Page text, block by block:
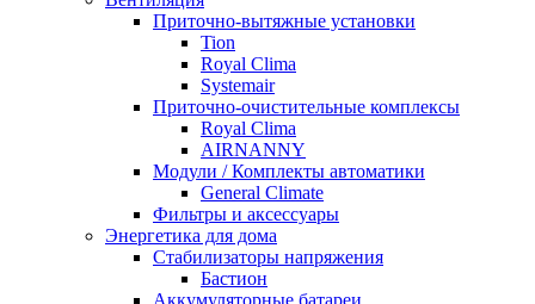
Приточно-вытяжные установки
Tion
Royal Clima
Systemair
Приточно-очистительные комплексы
Royal Clima
AIRNANNY
Модули / Комплекты автоматики
General Climate
Фильтры и аксессуары
Энергетика для дома
Стабилизаторы напряжения
Бастион
Аккумуляторные батареи